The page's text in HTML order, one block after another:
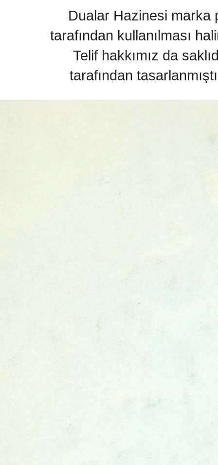
Dualar Hazinesi marka
tarafından kullanılması
Telif hakkımız da
tarafından